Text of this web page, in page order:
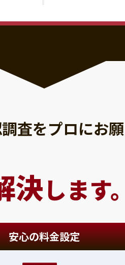
査をプロにお
決します。
安心の料金設定